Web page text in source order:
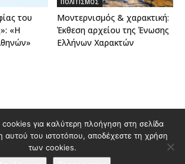
του
«Η
ΠΟΛΙΤΙΣΜΟΣ
Μοντερνισμός & χαρακτική:
Έκθεση αρχείου της Ένωσης
Ελλήνων Χαρακτών
στο Polis Magazino
Προστασίας Προσωπικών Δεδομένων
Επικοινωνία
cookies για καλύτερη πλοήγηση στη σελίδα
του ιστοτόπου, αποδέχεστε τη χρήση
των cookies.